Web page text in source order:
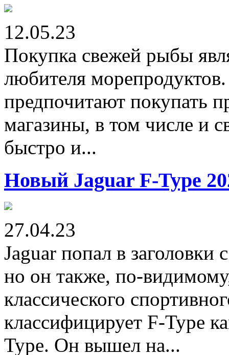
12.05.23
Покупка свежей рыбы
любителя
предпочитают покупать
магазины, в том числе и
быстро и...
Новый Jaguar F-Type
27.04.23
Jaguar попал в
но он также, по-
классического
классифицирует F-Type
Type. Он вышел на...